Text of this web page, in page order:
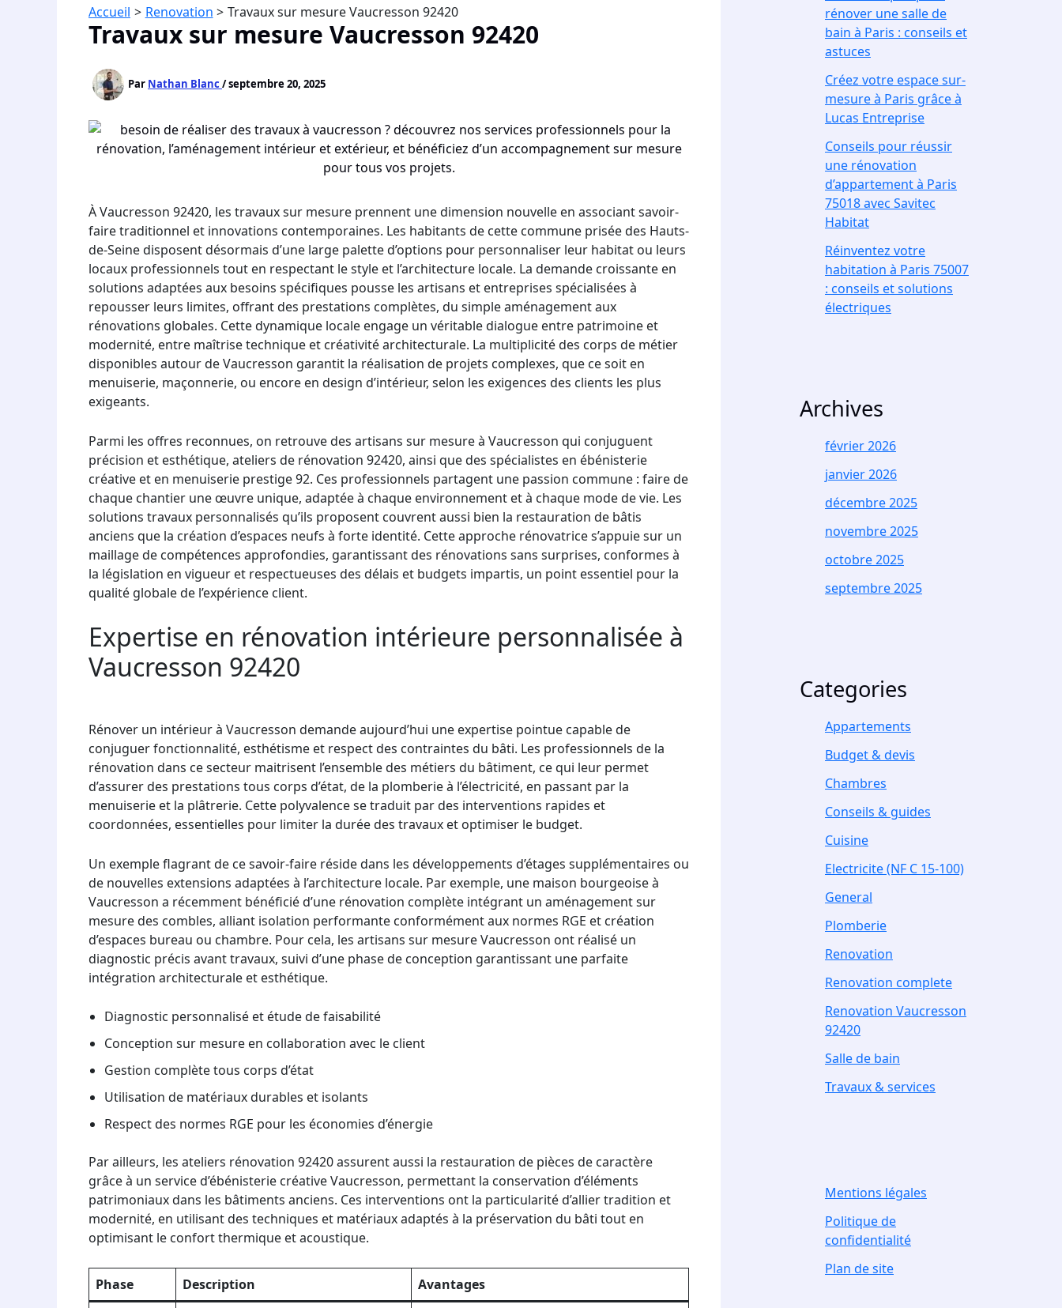
Accueil Renovation Travaux sur mesure Vaucresson 92420
Travaux sur mesure Vaucresson 92420
Par Nathan Blanc/septembre 20, 2025
À Vaucresson 92420, les travaux sur mesure prennent une dimension nouvelle en associant savoir-
faire traditionnel et innovations contemporaines. Les habitants de cette commune prisée des Hauts-
de-Seine disposent désormais d’une large palette d’options pour personnaliser leur habitat ou leurs
locaux professionnels tout en respectant le style et l’architecture locale. La demande croissante en
solutions adaptées aux besoins spécifiques pousse les artisans et entreprises spécialisées à
repousser leurs limites, offrant des prestations complètes, du simple aménagement aux
rénovations globales. Cette dynamique locale engage un véritable dialogue entre patrimoine et
modernité, entre maîtrise technique et créativité architecturale. La multiplicité des corps de métier
disponibles autour de Vaucresson garantit la réalisation de projets complexes, que ce soit en
menuiserie, maçonnerie, ou encore en design d’intérieur, selon les exigences des clients les plus
exigeants.
Parmi les offres reconnues, on retrouve des artisans sur mesure à Vaucresson qui conjuguent
précision et esthétique, ateliers de rénovation 92420, ainsi que des spécialistes en ébénisterie
créative et en menuiserie prestige 92. Ces professionnels partagent une passion commune : faire de
chaque chantier une œuvre unique, adaptée à chaque environnement et à chaque mode de vie. Les
solutions travaux personnalisés qu’ils proposent couvrent aussi bien la restauration de bâtis
anciens que la création d’espaces neufs à forte identité. Cette approche rénovatrice s’appuie sur un
maillage de compétences approfondies, garantissant des rénovations sans surprises, conformes à
la législation en vigueur et respectueuses des délais et budgets impartis, un point essentiel pour la
qualité globale de l’expérience client.
Expertise en rénovation intérieure personnalisée à
Vaucresson 92420
Rénover un intérieur à Vaucresson demande aujourd’hui une expertise pointue capable de
conjuguer fonctionnalité, esthétisme et respect des contraintes du bâti. Les professionnels de la
rénovation dans ce secteur maitrisent l’ensemble des métiers du bâtiment, ce qui leur permet
d’assurer des prestations tous corps d’état, de la plomberie à l’électricité, en passant par la
menuiserie et la plâtrerie. Cette polyvalence se traduit par des interventions rapides et
coordonnées, essentielles pour limiter la durée des travaux et optimiser le budget.
Un exemple flagrant de ce savoir-faire réside dans les développements d’étages supplémentaires ou
de nouvelles extensions adaptées à l’architecture locale. Par exemple, une maison bourgeoise à
Vaucresson a récemment bénéficié d’une rénovation complète intégrant un aménagement sur
mesure des combles, alliant isolation performante conformément aux normes RGE et création
d’espaces bureau ou chambre. Pour cela, les artisans sur mesure Vaucresson ont réalisé un
diagnostic précis avant travaux, suivi d’une phase de conception garantissant une parfaite
intégration architecturale et esthétique.
Diagnostic personnalisé et étude de faisabilité
Conception sur mesure en collaboration avec le client
Gestion complète tous corps d’état
Utilisation de matériaux durables et isolants
Respect des normes RGE pour les économies d’énergie
Par ailleurs, les ateliers rénovation 92420 assurent aussi la restauration de pièces de caractère
grâce à un service d’ébénisterie créative Vaucresson, permettant la conservation d’éléments
patrimoniaux dans les bâtiments anciens. Ces interventions ont la particularité d’allier tradition et
modernité, en utilisant des techniques et matériaux adaptés à la préservation du bâti tout en
optimisant le confort thermique et acoustique.
Phase Description
Avantages
rénover une salle de
bain à Paris : conseils et
astuces
Créez votre espace sur-
mesure à Paris grâce à
Lucas Entreprise
Conseils pour réussir
une rénovation
d’appartement à Paris
75018 avec Savitec
Habitat
Réinventez votre
habitation à Paris 75007
: conseils et solutions
électriques
Archives
février 2026
janvier 2026
décembre 2025
novembre 2025
octobre 2025
septembre 2025
Categories
Appartements
Budget & devis
Chambres
Conseils & guides
Cuisine
Electricite (NF C 15-100)
General
Plomberie
Renovation
Renovation complete
Renovation Vaucresson
92420
Salle de bain
Travaux & services
Mentions légales
Politique de
confidentialité
Plan de site